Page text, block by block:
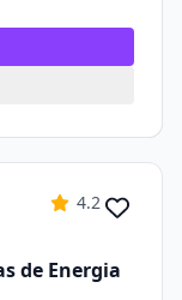
4.2
de Energia